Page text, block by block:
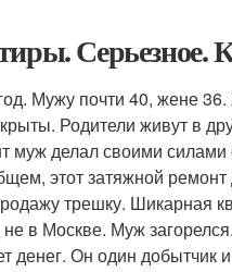
Серьезное.
Мужу почти 40, жене
Родители живут в
муж делал своими
этот затяжной
трешку. Шикарная
в Москве. Муж
денег. Он один добытчик